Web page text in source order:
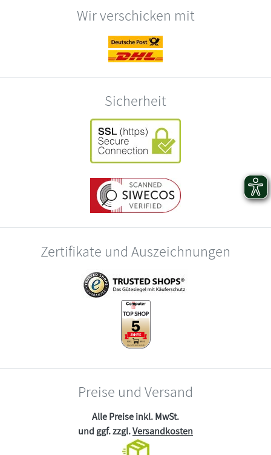
Wir verschicken mit
Sicherheit
Zertifikate und Auszeichnungen
Preise und Versand
Alle Preise inkl. MwSt.
und ggf. zzgl.Versandkosten